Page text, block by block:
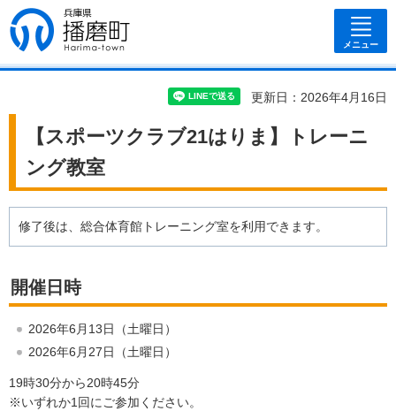
兵庫県 播磨
町
メニュー
更新日：2026年4月16日
【スポーツクラブ21はりま】トレーニ
ング教室
修了後は、総合体育館トレーニング室を利用できます。
開催日時
2026年6月13日（土曜日）
2026年6月27日（土曜日）
19時30分から20時45分
※いずれか1回にご参加ください。